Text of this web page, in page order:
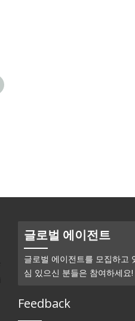
글로벌 에이전트
글로벌 에이전트를 모집하고
심 있으신 분들은 참여하세요!
Feedback